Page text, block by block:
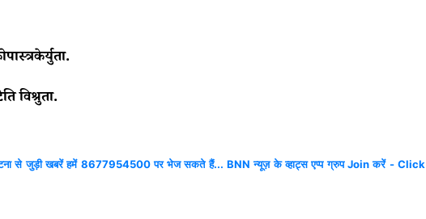
विश्रुता.
से जुड़ी खबरें हमें 8677954500 पर भेज सकते हैं... BNN न्यूज़ के व्हाट्स एप्प ग्रुप Join करें - Click